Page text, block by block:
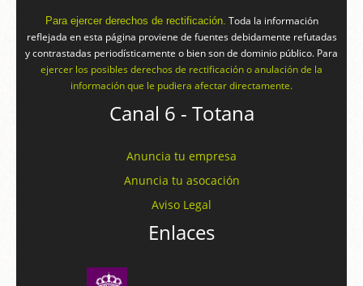
Para ejercer derechos de rectificación. Toda la información
reflejada en esta página proviene de fuentes debidamente refutadas
y contrastadas periodísticamente o bien son de dominio público. Para
ejercer los posibles derechos de rectificación o anulación de la
información que le pudiera afectar directamente.
Canal 6 - Totana
Anuncia tu empresa
Anuncia tu asocación
Aviso Legal
Enlaces